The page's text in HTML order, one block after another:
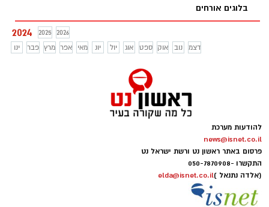
בלוגים אורחים
2024 2025
2026
ינו
פבר מרץ אפר מאי יונ יול אוג ספט אוק נוב דצמ
להודעות מערכת
news@isnet.co.il
פרסום באתר ראשון נט ורשת ישראל נט
התקשרו -050-7870908
(אלדה נתנאל )elda@isnet.co.il